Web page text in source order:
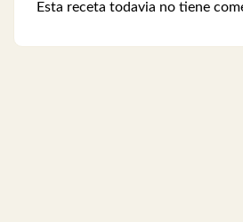
Esta receta todavia no tiene